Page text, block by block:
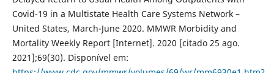
Covid-19 in a Multistate Health Care Systems Network –
United States, March-June 2020. MMWR Morbidity and
Mortality Weekly Report [Internet]. 2020 [citado 25 ago.
2021];69(30). Disponível em: